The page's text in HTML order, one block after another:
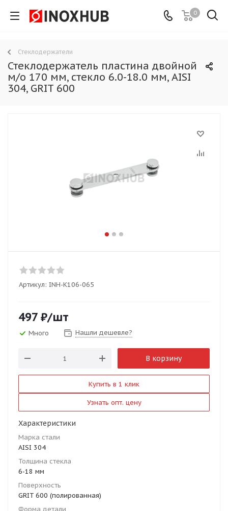
0
Стеклодержатели
Стеклодержатель пластина двойной
м/о 170 мм, стекло 6.0-18.0 мм, AISI
304, GRIT 600
Артикул: INH-K106-065
497 ₽/шт
Много Нашли дешевле?
В корзину
Купить в 1 клик
Узнать опт. цену
Характеристики
Марка стали
AISI 304
Толщина стекла
6-18 мм
Поверхность
GRIT 600 (полированная)
Форма детали